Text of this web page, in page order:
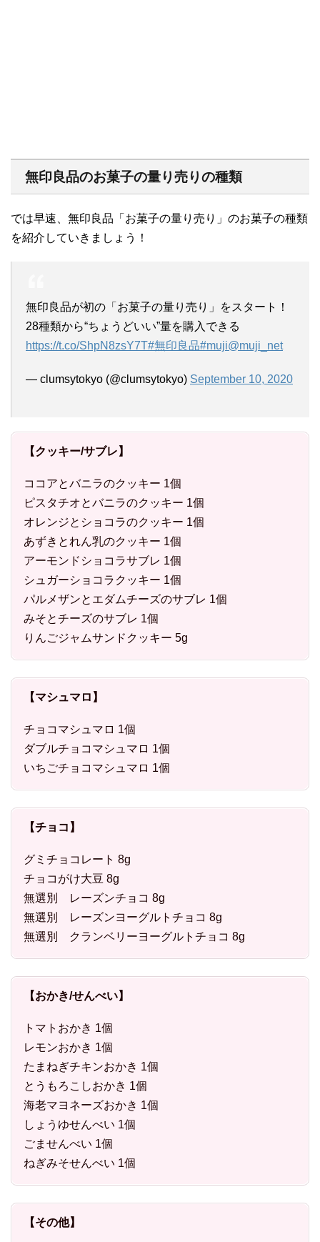
無印良品のお菓子の量り売りの種類
では早速、無印良品「お菓子の量り売り」のお菓子の種類
を紹介していきましょう！
無印良品が初の「お菓子の量り売り」をスタート！
28種類から“ちょうどいい”量を購入できる
https://t.co/ShpN8zsY7T#無印良品#muji@muji_net
— clumsytokyo (@clumsytokyo) September 10, 2020
【クッキー/サブレ】
ココアとバニラのクッキー 1個
ピスタチオとバニラのクッキー 1個
オレンジとショコラのクッキー 1個
あずきとれん乳のクッキー 1個
アーモンドショコラサブレ 1個
シュガーショコラクッキー 1個
パルメザンとエダムチーズのサブレ 1個
みそとチーズのサブレ 1個
りんごジャムサンドクッキー 5g
【マシュマロ】
チョコマシュマロ 1個
ダブルチョコマシュマロ 1個
いちごチョコマシュマロ 1個
【チョコ】
グミチョコレート 8g
チョコがけ大豆 8g
無選別 レーズンチョコ 8g
無選別 レーズンヨーグルトチョコ 8g
無選別 クランベリーヨーグルトチョコ 8g
【おかき/せんべい】
トマトおかき 1個
レモンおかき 1個
たまねぎチキンおかき 1個
とうもろこしおかき 1個
海老マヨネーズおかき 1個
しょうゆせんべい 1個
ごませんべい 1個
ねぎみそせんべい 1個
【その他】